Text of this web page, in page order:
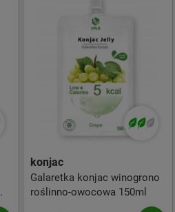
konjac
Galaretka konjac winogrono
roślinno-owocowa 150ml